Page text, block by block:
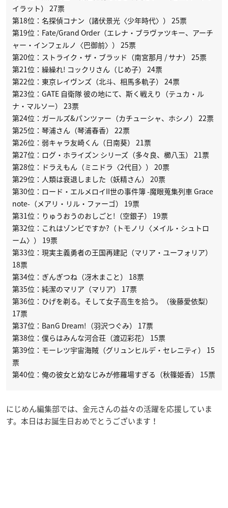
イラット） 27票
第18位：名探偵コナン（諸伏景光〈少年時代〉） 25票
第19位：Fate/Grand Order（エレナ・ブラヴァツキー、アーチ
ャー・インフェルノ〈巴御前〉） 25票
第20位：ストライク・ザ・ブラッド（南宮那月 / サナ） 25票
第21位：繰繰れ! コックリさん（じめ子） 24票
第22位：東京レイヴンズ（北斗、相馬多軌子） 24票
第23位：GATE 自衛隊 彼の地にて、斯く戦えり（テュカ・ル
ナ・マルソー） 23票
第24位：ガールズ&パンツァー（カチューシャ、ホシノ） 22票
第25位：琴浦さん（琴浦春香） 22票
第26位：弱キャラ友崎くん（日南葵） 21票
第27位：ログ・ホライズン シリーズ（多々良、櫛八玉） 21票
第28位：ドラえもん（ミニドラ〈2代目〉） 20票
第29位：人類は衰退しました（妖精さん） 20票
第30位：ロード・エルメロイII世の事件簿 -魔眼蒐集列車 Grace
note-（メアリ・リル・ファーゴ） 19票
第31位：りゅうおうのおしごと!（空銀子） 19票
第32位：これはゾンビですか?（トモノリ〈メイル・シュトロ
ーム〉） 19票
第33位：現実主義勇者の王国再建記（マリア・ユーフォリア）
18票
第34位：ぎんぎつね（冴木まこと） 18票
第35位：純潔のマリア（マリア） 17票
第36位：ひげを剃る。そして女子高生を拾う。（後藤愛依梨）
17票
第37位：BanG Dream!（羽沢つぐみ） 17票
第38位：僕らはみんな河合荘（渡辺彩花） 15票
第39位：モーレツ宇宙海賊（グリュンヒルデ・セレニティ） 15
票
第40位：俺の彼女と幼なじみが修羅場すぎる（秋篠姫香） 15票
にじめん編集部では、金元さんの益々の活躍を応援していま
す。本日はお誕生日おめでとうございます！